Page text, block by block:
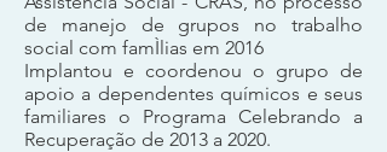
de manejo de grupos no trabalho
social com famÌlias em 2016
Implantou e coordenou o grupo de
apoio a dependentes químicos e seus
familiares o Programa Celebrando a
Recuperação de 2013 a 2020.